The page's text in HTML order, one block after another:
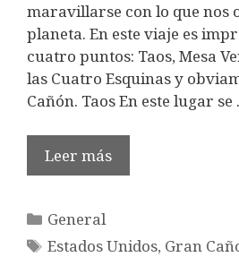
maravillarse con lo que nos
planeta. En este viaje es
cuatro puntos: Taos, Mesa
las Cuatro Esquinas y
Cañón. Taos En este lugar se
Leer más
Categorías
General
Etiquetas
Estados Unidos, Gran